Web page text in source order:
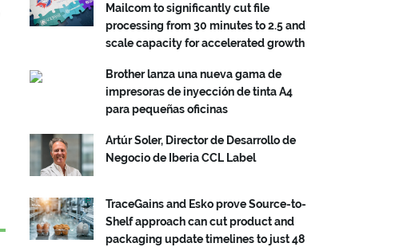
Mailcom to significantly cut file
processing from 30 minutes to 2.5 and
scale capacity for accelerated growth
Brother lanza una nueva gama de
impresoras de inyección de tinta A4
para pequeñas oficinas
Artúr Soler, Director de Desarrollo de
Negocio de Iberia CCL Label
TraceGains and Esko prove Source-to-
Shelf approach can cut product and
packaging update timelines to just 48